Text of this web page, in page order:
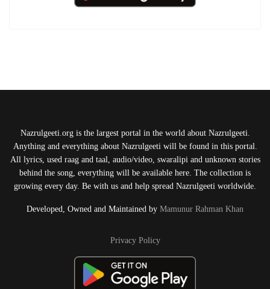
Nazrulgeeti.org is the largest portal in the world about Nazrulgeeti.
Anything and everything about Nazrulgeeti will be found in this portal.
All lyrics, used raag and taal, audio/video, swaralipi and unknown stories
behind the song, everything will be available here. The collection is
growing every day. Be with us and help spread Nazrulgeeti worldwide.
Developed, Owned and Maintained by Mamunur Rahman Khan
Privacy Policy